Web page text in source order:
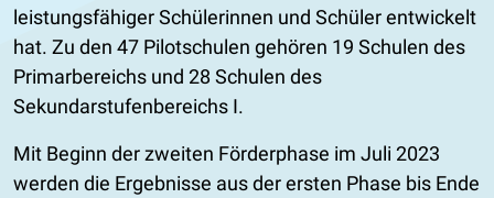
leistungsfähiger Schülerinnen und Schüler entwickelt
hat. Zu den 47 Pilotschulen gehören 19 Schulen des
Primarbereichs und 28 Schulen des
Sekundarstufenbereichs I.
Mit Beginn der zweiten Förderphase im Juli 2023
werden die Ergebnisse aus der ersten Phase bis Ende